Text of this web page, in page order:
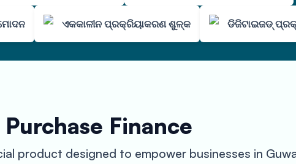
ଏକକାଳୀନ ପ୍ରକ୍ରିୟାକରଣ ଶୁଳ୍କ ଡିଜିଟାଇଜଡ୍
Finance
product designed to empower businesses in